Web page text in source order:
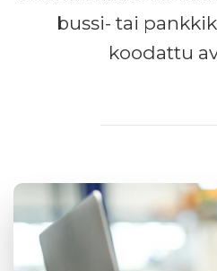
bussi- tai
koodattu